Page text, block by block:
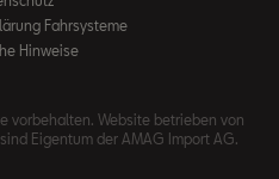
Fahrsysteme
Hinweise
vorbehalten. Website betrieben von
Eigentum der AMAG Import AG.